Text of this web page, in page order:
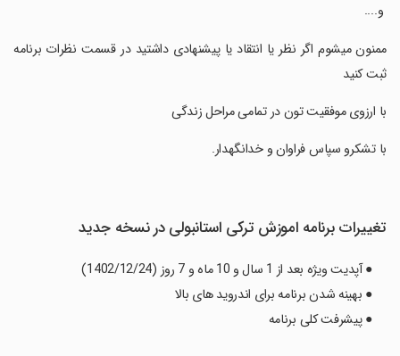
‏ و....
‏ممنون میشوم اگر نظر یا انتقاد یا پیشنهادی داشتید در قسمت نظرات برنامه
ثبت کنید
‏با ارزوی موفقیت تون در تمامی مراحل زندگی
‏با تشکرو سپاس فراوان و خدانگهدار.
تغییرات برنامه اموزش ترکی استانبولی در نسخه جدید
● آپدیت ویژه بعد از 1 سال و 10 ماه و 7 روز (1402/12/24)
● بهینه شدن برنامه برای اندروید های بالا
● پیشرفت کلی برنامه